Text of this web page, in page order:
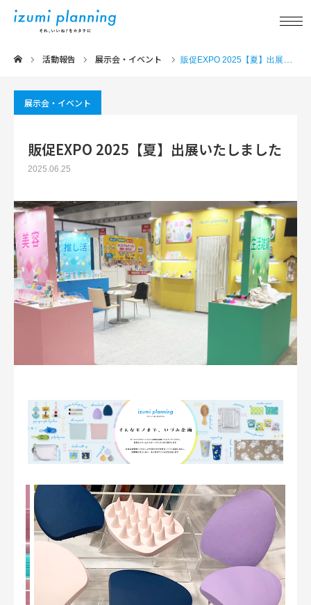
活動報告 展示会・イベント 販促EXPO 2025【夏】出展いたしました
展示会・イベント
販促EXPO 2025【夏】出展いたしました
2025.06.25
新着情報
事業内容
実績紹介
品質について
企業情報
採用情報